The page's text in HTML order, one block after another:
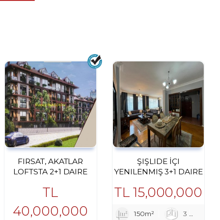
1
FIRSAT, AKATLAR
LOFTSTA 2+1 DAIRE
TL
40,000,000
ŞIŞLIDE İÇI
YENILENMIŞ 3+1 DAIRE
TL15,000,000
150m² 3